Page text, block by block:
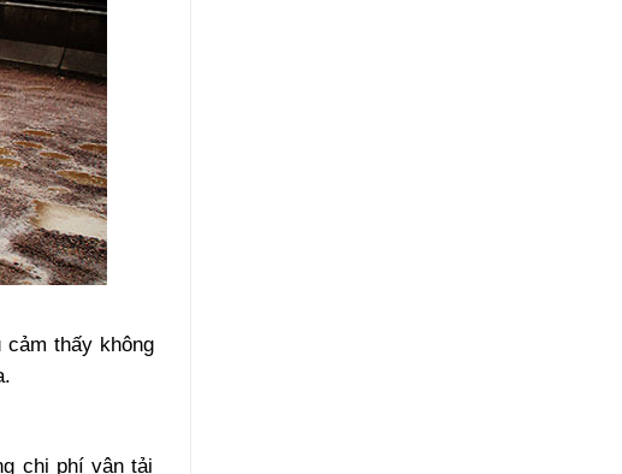
thấy không
chi phí vận tải